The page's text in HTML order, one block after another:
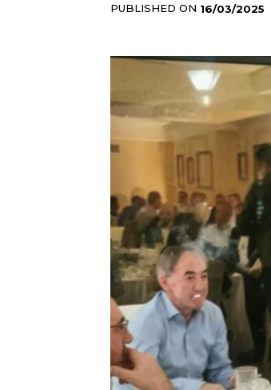
PUBLISHED ON 16/03/2025